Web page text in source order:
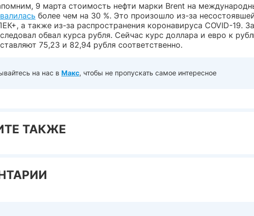
9 марта стоимость нефти марки Brent на
более чем на 30 %. Это произошло из-за
а также из-за распространения коронавируса COVID-19.
обвал курса рубля. Сейчас курс доллара и евро к
75,23 и 82,94 рубля соответственно.
на нас в Макс, чтобы не пропускать самое интересное
ТАКЖЕ